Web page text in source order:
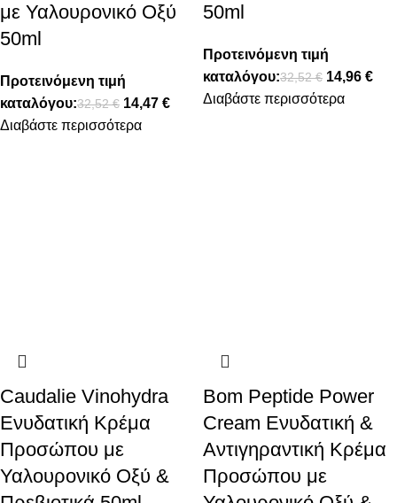
με Υαλουρονικό Οξύ
50ml
Προτεινόμενη τιμή
καταλόγου:32,52€ 14,47 €
Διαβάστε περισσότερα
50ml
Προτεινόμενη τιμή
καταλόγου:32,52€ 14,96 €
Διαβάστε περισσότερα
Caudalie Vinohydra
Ενυδατική Κρέμα
Προσώπου με
Υαλουρονικό Οξύ &
Bom Peptide Power
Cream Ενυδατική &
Αντιγηραντική Κρέμα
Προσώπου με